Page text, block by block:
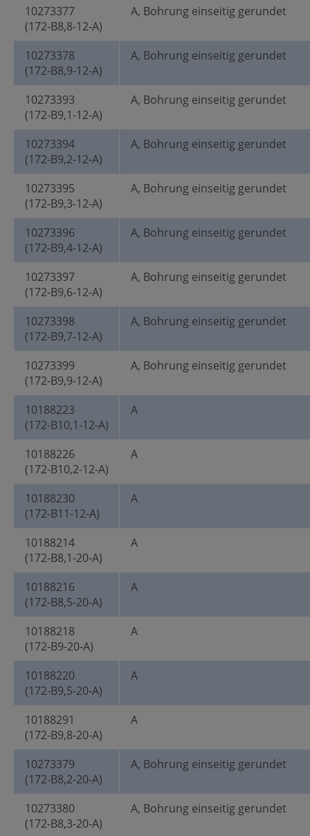
10273377
(172-B8,8-12-A)
A, Bohrung einseitig gerundet
10273378
(172-B8,9-12-A)
A, Bohrung einseitig gerundet
10273393
(172-B9,1-12-A)
A, Bohrung einseitig gerundet
10273394
(172-B9,2-12-A)
A, Bohrung einseitig gerundet
10273395
(172-B9,3-12-A)
A, Bohrung einseitig gerundet
10273396
(172-B9,4-12-A)
A, Bohrung einseitig gerundet
10273397
(172-B9,6-12-A)
A, Bohrung einseitig gerundet
10273398
(172-B9,7-12-A)
A, Bohrung einseitig gerundet
10273399
(172-B9,9-12-A)
A, Bohrung einseitig gerundet
10188223
(172-B10,1-12-A)
A
10188226
(172-B10,2-12-A)
A
10188230
(172-B11-12-A)
A
10188214
(172-B8,1-20-A)
A
10188216
(172-B8,5-20-A)
A
10188218
(172-B9-20-A)
A
10188220
(172-B9,5-20-A)
A
10188291
(172-B9,8-20-A)
A
10273379
(172-B8,2-20-A)
A, Bohrung einseitig gerundet
10273380
(172-B8,3-20-A)
A, Bohrung einseitig gerundet